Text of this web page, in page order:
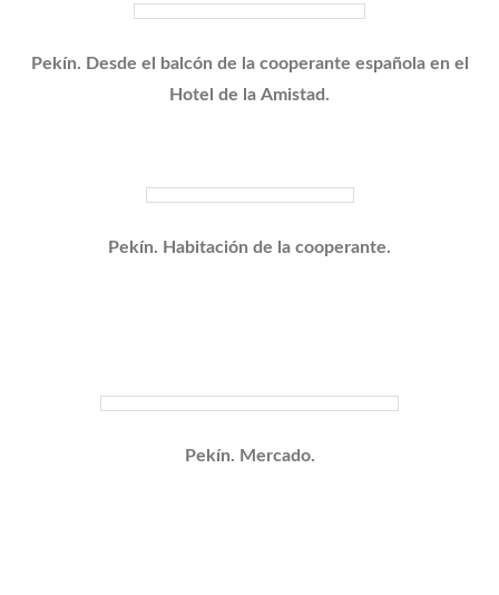
Pekín. Desde el balcón de la cooperante española en el
Hotel de la Amistad.
Pekín. Habitación de la cooperante.
Pekín. Mercado.